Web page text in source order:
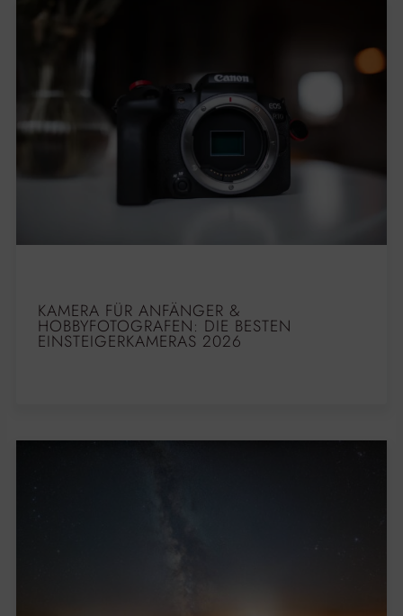
KAMERA FÜR ANFÄNGER &
HOBBYFOTOGRAFEN: DIE BESTEN
EINSTEIGERKAMERAS 2026